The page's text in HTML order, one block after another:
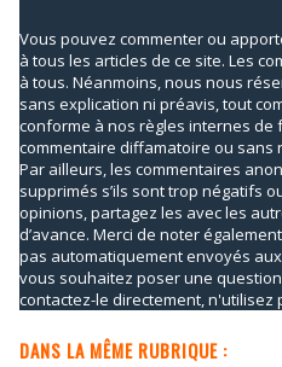
Vous pouvez commenter ou
à tous les articles de ce site. Les
à tous. Néanmoins, nous nous
sans explication ni préavis, tout
conforme à nos règles internes
commentaire diffamatoire ou sans
Par ailleurs, les commentaires
supprimés s’ils sont trop négatifs
opinions, partagez les avec les
d’avance. Merci de noter
pas automatiquement envoyés
vous souhaitez poser une
contactez-le directement, n'utilisez
DANS LA MÊME RUBRIQUE :